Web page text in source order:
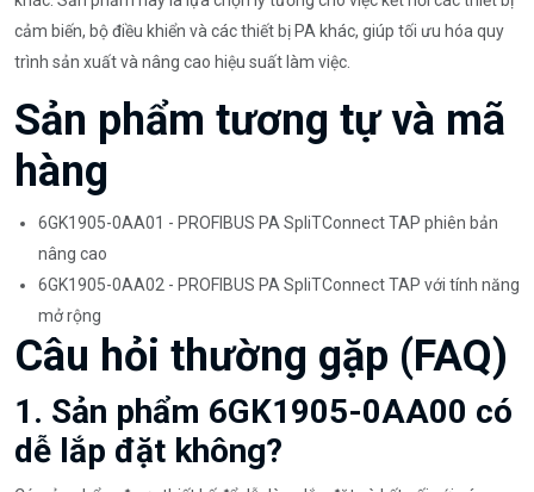
cảm biến, bộ điều khiển và các thiết bị PA khác, giúp tối ưu hóa quy
trình sản xuất và nâng cao hiệu suất làm việc.
Sản phẩm tương tự và mã
hàng
6GK1905-0AA01 - PROFIBUS PA SpliTConnect TAP phiên bản
nâng cao
6GK1905-0AA02 - PROFIBUS PA SpliTConnect TAP với tính năng
mở rộng
Câu hỏi thường gặp (FAQ)
1. Sản phẩm 6GK1905-0AA00 có
dễ lắp đặt không?